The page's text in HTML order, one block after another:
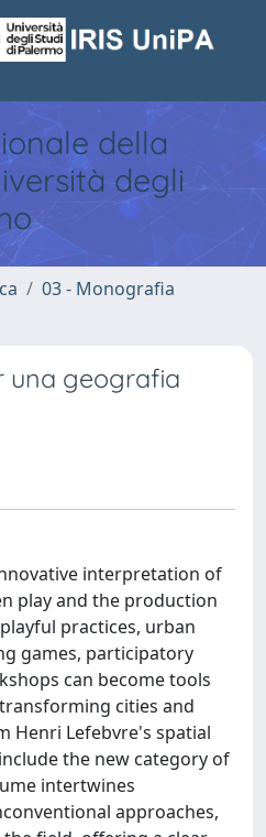
della
degli
03 - Monografia
una geografia
interpretation of
play and the production
practices, urban
games, participatory
can become tools
cities and
Henri Lefebvre's spatial
the new category of
intertwines
approaches,